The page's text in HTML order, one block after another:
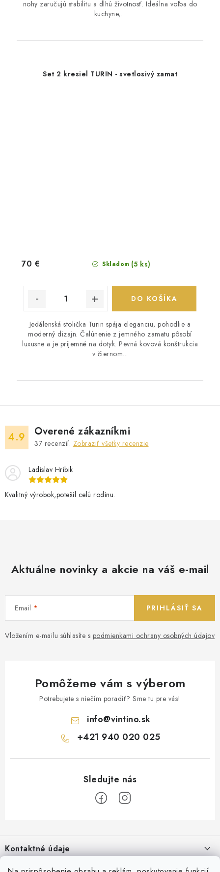
nohy zaručujú stabilitu a dlhú životnosť. Ideálna voľba do
kuchyne,...
Set 2 kresiel TURIN - svetlosivý zamat
Skladom (5 ks)
70 €
DO KOŠÍKA
Jedálenská stolička Turin spája eleganciu, pohodlie a
moderný dizajn. Čalúnenie z jemného zamatu pôsobí
luxusne a je príjemné na dotyk. Pevná kovová konštrukcia
v čiernom...
4.9 Overené zákazníkmi
37 recenzií. Zobraziť všetky recenzie
Ladislav Hribik
Kvalitný výrobok,potešil celú rodinu.
Aktuálne novinky a akcie na váš e-mail
Email
Vložením e-mailu súhlasíte s podmienkami ochrany osobných údajov
PRIHLÁSIŤ SA
Pomôžeme vám s výberom
Potrebujete s niečím poradiť? Sme tu pre vás!
info@vintino.sk
+421 940 020 025
pKontaktné údaje
Vintino.sk